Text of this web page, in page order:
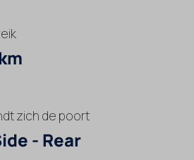
zich de poort
- Rear